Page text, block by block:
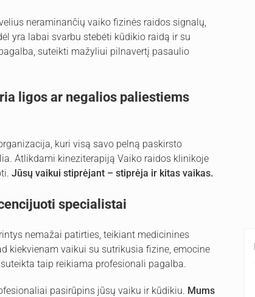
neraminančių vaiko fizinės raidos signalų,
yra labai svarbu stebėti kūdikio raidą ir su
suteikti mažyliui pilnavertį pasaulio
ligos ar negalios paliestiems
kuri visą savo pelną paskirsto
Atlikdami kineziterapiją Vaiko raidos klinikoje
Jūsų vaikui stiprėjant – stiprėja ir kitas vaikas.
specialistai
nemažai patirties, teikiant medicinines
kiekvienam vaikui su sutrikusia fizine, emocine
taip reikiama profesionali pagalba.
pasirūpins jūsų vaiku ir kūdikiu. Mums